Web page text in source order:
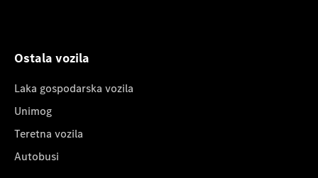
Ostala vozila
Laka gospodarska vozila
Unimog
Teretna vozila
Autobusi